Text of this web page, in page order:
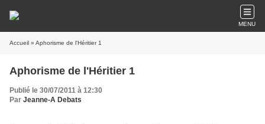
MENU
Accueil » Aphorisme de l'Héritier 1
Aphorisme de l'Héritier 1
Publié le 30/07/2011 à 12:30
Par Jeanne-A Debats